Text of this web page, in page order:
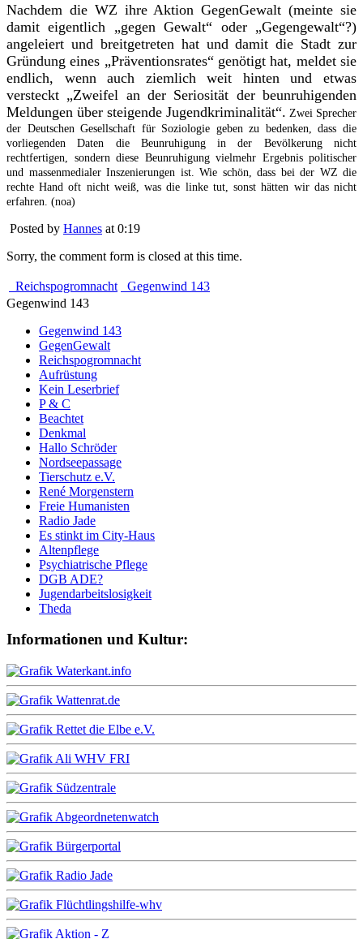
Nachdem die WZ ihre Aktion GegenGewalt (meinte sie
damit eigentlich „gegen Gewalt“ oder „Gegengewalt“?)
angeleiert und breitgetreten hat und damit die Stadt zur
Gründung eines „Präventionsrates“ genötigt hat, meldet sie
endlich, wenn auch ziemlich weit hinten und etwas
versteckt „Zweifel an der Seriosität der beunruhigenden
Meldungen über steigende Jugendkriminalität“. Zwei Sprecher
der Deutschen Gesellschaft für Soziologie geben zu bedenken, dass die
vorliegenden Daten die Beunruhigung in der Bevölkerung nicht
rechtfertigen, sondern diese Beunruhigung vielmehr Ergebnis politischer
und massenmedialer Inszenierungen ist. Wie schön, dass bei der WZ die
rechte Hand oft nicht weiß, was die linke tut, sonst hätten wir das nicht
erfahren. (noa)
Posted by Hannes at 0:19
Sorry, the comment form is closed at this time.
Reichspogromnacht
Gegenwind 143
Gegenwind 143
Gegenwind 143
GegenGewalt
Reichspogromnacht
Aufrüstung
Kein Leserbrief
P & C
Beachtet
Denkmal
Hallo Schröder
Nordseepassage
Tierschutz e.V.
René Morgenstern
Freie Humanisten
Radio Jade
Es stinkt im City-Haus
Altenpflege
Psychiatrische Pflege
DGB ADE?
Jugendarbeitslosigkeit
Theda
Informationen und Kultur: